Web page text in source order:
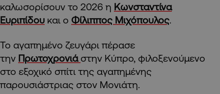
καλωσορίσουν το 2026 η Κωνσταντίνα
Ευριπίδου και ο Φίλιππος Μιχόπουλος.
Το αγαπημένο ζευγάρι πέρασε
την Πρωτοχρονιά στην Κύπρο, φιλοξενούμενο
στο εξοχικό σπίτι της αγαπημένης
παρουσιάστριας στον Μονιάτη.